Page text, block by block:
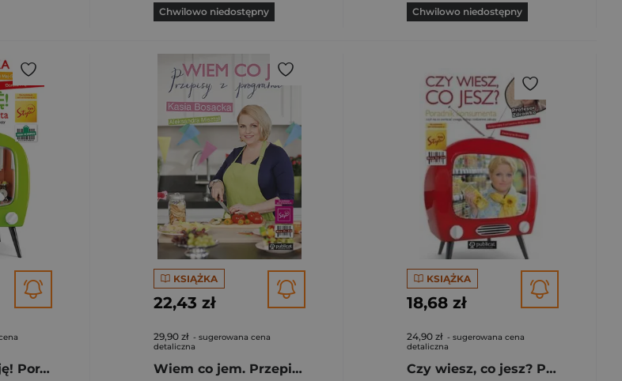
Chwilowo niedostępny Chwilowo niedostępny
Wiem co kupuję! Poradnik konsumenta
KSIĄŻKA
22,43 zł
29,90 zł - sugerowana cena
detaliczna
Wiem co jem. Przepisy z programu
KSIĄŻKA
18,68 zł
24,90 zł - sugerowana cena
detaliczna
Czy wiesz, co jesz? Poradnik konsumenta czyli na co zwracać uwagę, robiąc codzienne zakupy